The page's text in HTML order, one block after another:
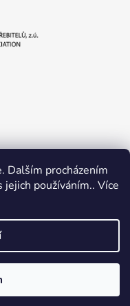
Dalším procházením
používáním.. Více
osobních údajů
práva vyhrazena.